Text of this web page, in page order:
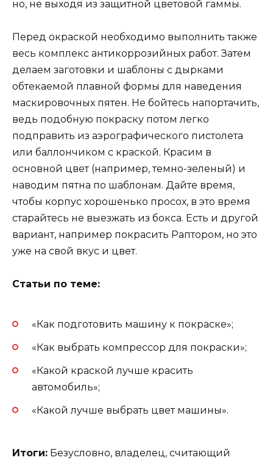
но, не выходя из защитной цветовой гаммы.
Перед окраской необходимо выполнить также
весь комплекс антикоррозийных работ. Затем
делаем заготовки и шаблоны с дырками
обтекаемой плавной формы для наведения
маскировочных пятен. Не бойтесь напортачить,
ведь подобную покраску потом легко
подправить из аэрографического пистолета
или баллончиком с краской. Красим в
основной цвет (например, темно-зеленый) и
наводим пятна по шаблонам. Дайте время,
чтобы корпус хорошенько просох, в это время
старайтесь не выезжать из бокса. Есть и другой
вариант, например покрасить Раптором, но это
уже на свой вкус и цвет.
Статьи по теме:
«Как подготовить машину к покраске»;
«Как выбрать компрессор для покраски»;
«Какой краской лучше красить
автомобиль»;
«Какой лучше выбрать цвет машины».
Итоги: Безусловно, владелец, считающий